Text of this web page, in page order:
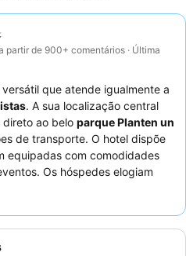
de 900+ comentários · Última
que atende igualmente a
. A sua localização central
direto ao belo parque Planten un
de transporte. O hotel dispõe
equipadas com comodidades
Os hóspedes elogiam
para o jardim.